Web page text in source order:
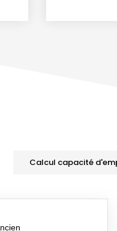
Calcul capacité